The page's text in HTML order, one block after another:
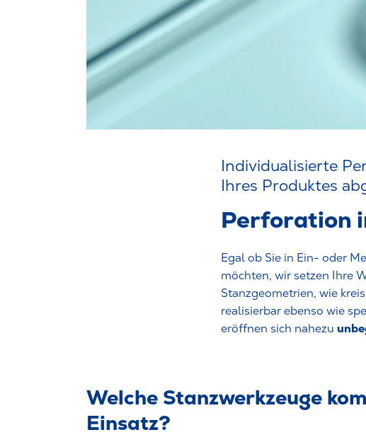
Individualisierte
Ihres Produktes
Perforation
Egal ob Sie in Ein- oder
möchten, wir setzen Ihre
Stanzgeometrien, wie
realisierbar ebenso wie
eröffnen sich nahezu
Welche Stanzwerkzeuge
Einsatz?